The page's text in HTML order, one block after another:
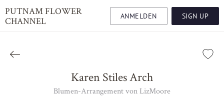
PUTNAM FLOWER
CHANNEL
ANMELDEN SIGN UP
Karen Stiles Arch
Blumen-Arrangement von LizMoore